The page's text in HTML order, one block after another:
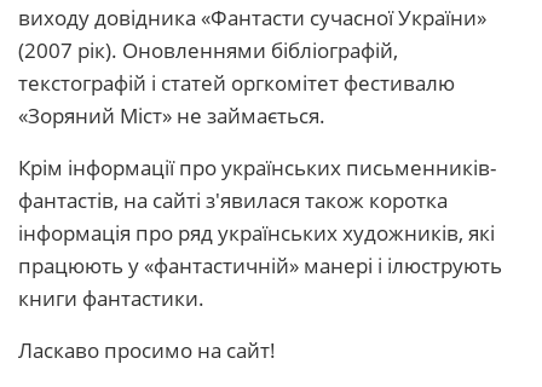
виходу довідника «Фантасти сучасної України»
(2007 рік). Оновленнями бібліографій,
текстографій і статей оргкомітет фестивалю
«Зоряний Міст» не займається.
Крім інформації про українських письменників-
фантастів, на сайті з'явилася також коротка
інформація про ряд українських художників, які
працюють у «фантастичній» манері і ілюструють
книги фантастики.
Ласкаво просимо на сайт!